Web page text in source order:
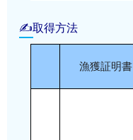
✍取得方法
漁獲証明書